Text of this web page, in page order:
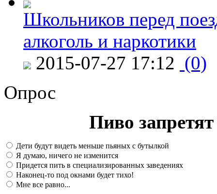
Школьников перед
алкоголь и наркотики
2015-07-27 17:12 (0)
Опрос
Пиво
Дети будут видеть меньше пьяных с бутылкой
Я думаю, ничего не изменится
Придется пить в специализированных заведениях
Наконец-то под окнами будет тихо!
Мне все равно...